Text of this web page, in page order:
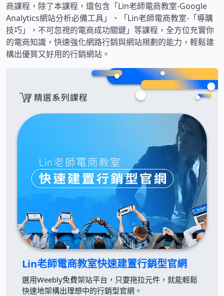
商課程，除了本課程，還包含「Lin老師電商教室-Google
Analytics網站分析必備工具」、「Lin老師電商教室-「導購
技巧」，不可忽視的電商成功關鍵」等課程，全方位充實你
的電商知識，快速強化網路行銷與網站規劃的能力，輕鬆建
構出優質又好用的行銷網站。
Lin老師電商教室快速建置行銷型官網
選用Weebly免費架站平台，只要拖拉元件，就能輕鬆
快速地架構出理想中的行銷型官網。